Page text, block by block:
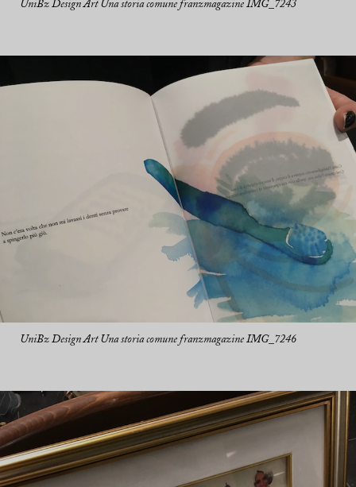
UniBz Design Art Una storia comune franzmagazine IMG_7243
UniBz Design Art Una storia comune franzmagazine IMG_7246